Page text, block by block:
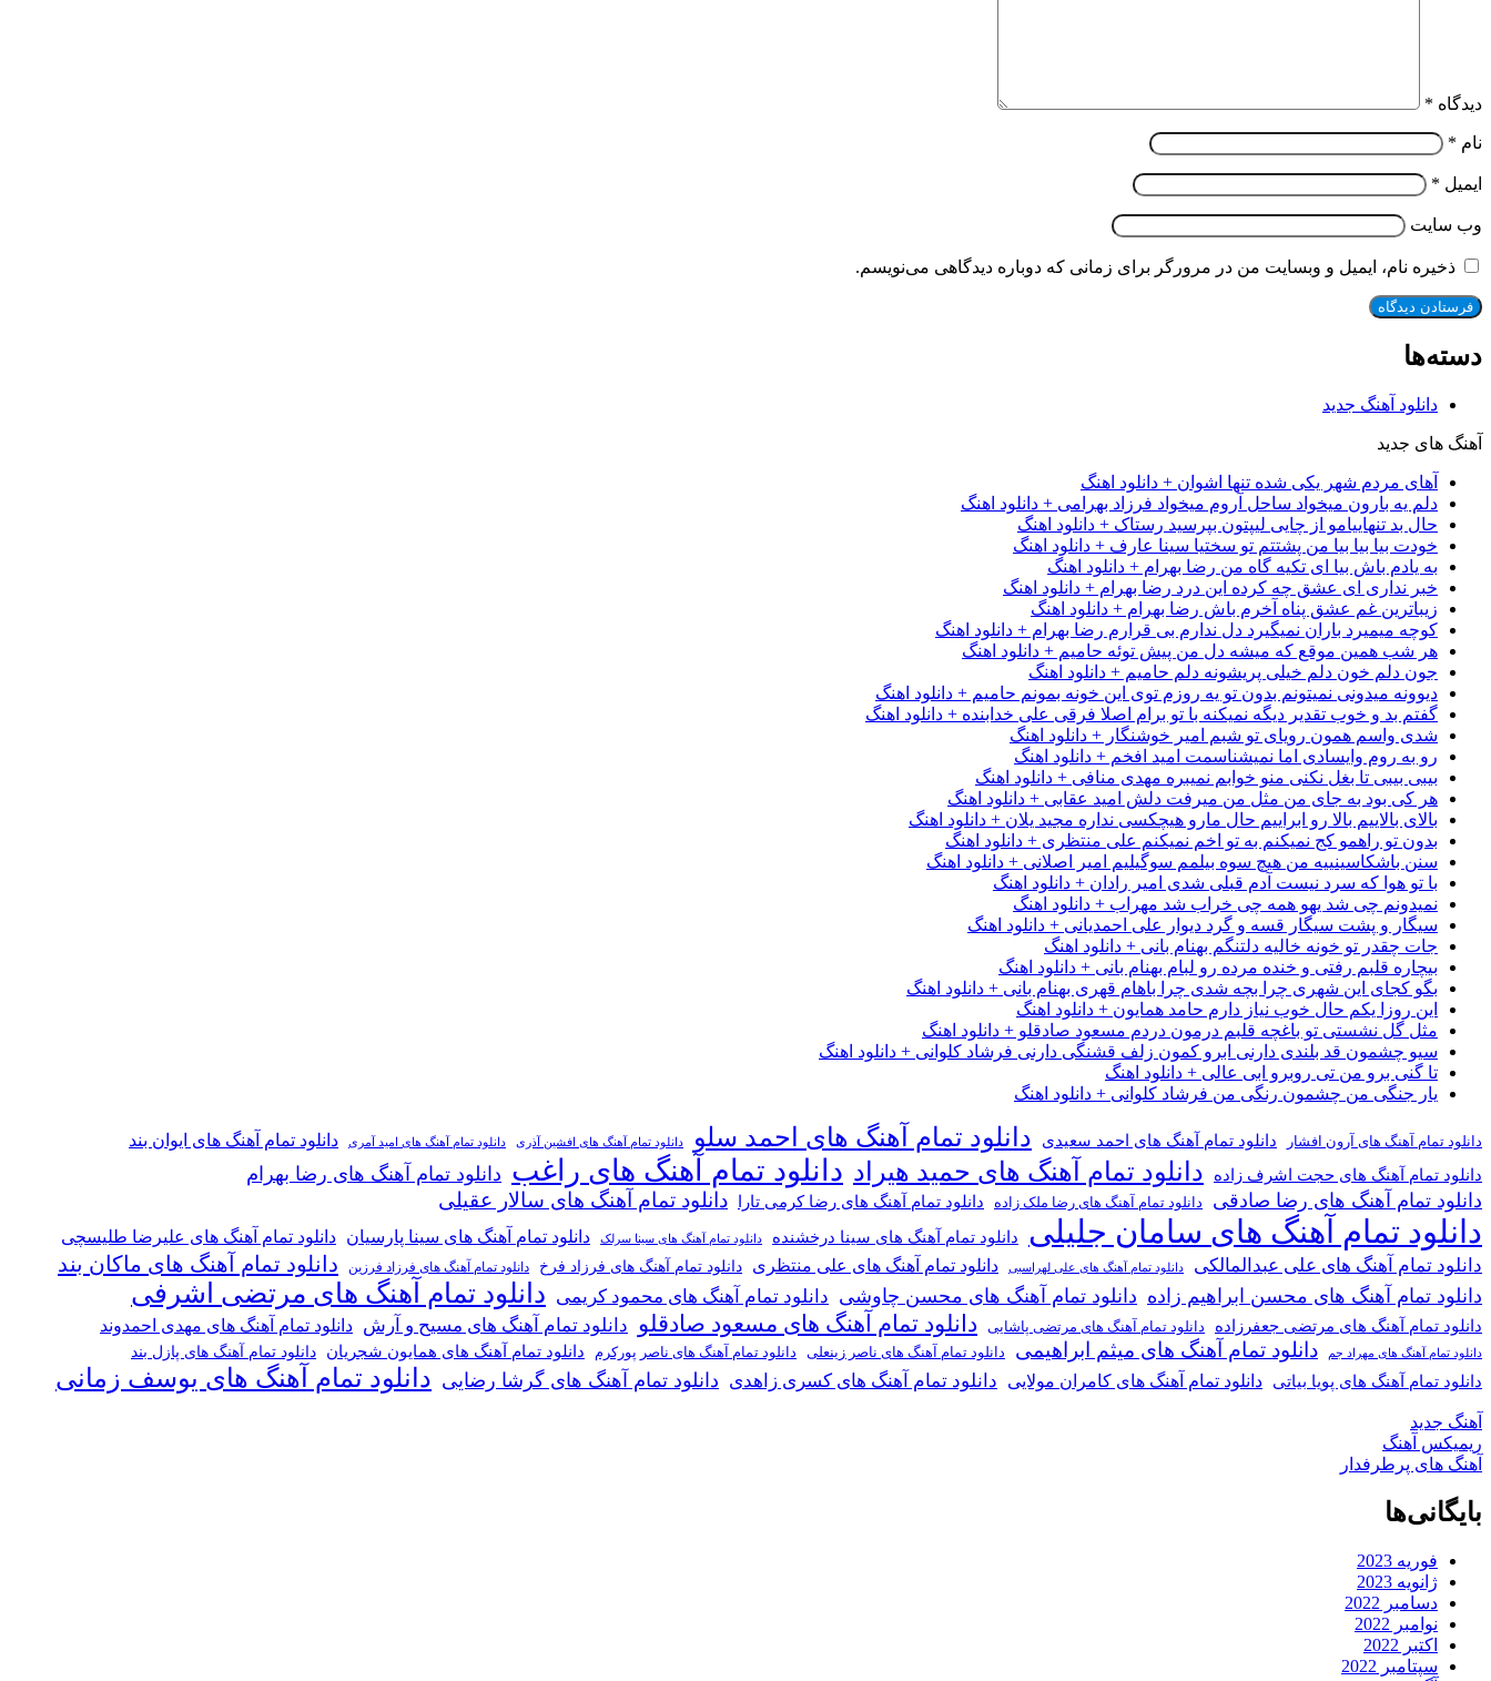
دیدگاه *
نام *
ایمیل *
وب‌ سایت
ذخیره نام، ایمیل و وبسایت من در مرورگر برای زمانی که دوباره دیدگاهی می‌نویسم.
دسته‌ها
دانلود آهنگ جدید
آهنگ های جدید
آهای مردم شهر یکی شده تنها اشوان + دانلود اهنگ
دلم یه بارون میخواد ساحل آروم میخواد فرزاد بهرامی + دانلود اهنگ
حال بد تنهاییامو از چایی لیپتون بپرسید رستاک + دانلود اهنگ
خودت بیا بیا بیا من پشتتم تو سختیا سینا عارف + دانلود اهنگ
به یادم باش بیا ای تکیه گاه من رضا بهرام + دانلود اهنگ
خبر نداری ای عشق چه کرده این درد رضا بهرام + دانلود اهنگ
زیباترین غم عشق پناه آخرم باش رضا بهرام + دانلود اهنگ
کوچه میمیرد باران نمیگیرد دل ندارم بی قرارم رضا بهرام + دانلود اهنگ
هر شب همین موقع که میشه دل من پیش توئه حامیم + دانلود اهنگ
جون دلم خون دلم خیلی پریشونه دلم حامیم + دانلود اهنگ
دیوونه میدونی نمیتونم بدون تو یه روزم توی این خونه بمونم حامیم + دانلود اهنگ
گفتم بد و خوب تقدیر دیگه نمیکنه با تو برام اصلا فرقی علی خدابنده + دانلود اهنگ
شدی واسم همون رویای تو شبم امیر خوشنگار + دانلود اهنگ
رو به روم وایسادی اما نمیشناسمت امید افخم + دانلود اهنگ
بیبی بیبی تا بغل نکنی منو خوابم نمیبره مهدی منافی + دانلود اهنگ
هر کی بود به جای من مثل من میرفت دلش امید عقابی + دانلود اهنگ
بالای بالاییم بالا رو ابراییم حال مارو هیچکسی نداره مجید یلان + دانلود اهنگ
بدون تو راهمو کج نمیکنم به تو اخم نمیکنم علی منتظری + دانلود اهنگ
سنن باشکاسینییه من هیچ سوه بیلمم سوگیلیم امیر اصلانی + دانلود اهنگ
با تو هوا که سرد نیست آدم قبلی شدی امیر رادان + دانلود اهنگ
نمیدونم چی شد یهو همه چی خراب شد مهراب + دانلود اهنگ
سیگار و پشت سیگار قسه و گرد دیوار علی احمدیانی + دانلود اهنگ
جات چقدر تو خونه خالیه دلتنگم بهنام بانی + دانلود اهنگ
بیچاره قلبم رفتی و خنده مرده رو لبام بهنام بانی + دانلود اهنگ
بگو کجای این شهری چرا بچه شدی چرا باهام قهری بهنام بانی + دانلود اهنگ
این روزا یکم حال خوب نیاز دارم حامد همایون + دانلود اهنگ
مثل گل نشستی تو باغچه قلبم درمون دردم مسعود صادقلو + دانلود اهنگ
سیو چشمون قد بلندی دارنی ابرو کمون زلف قشنگی دارنی فرشاد کلوانی + دانلود اهنگ
تا گنی برو من تی روبرو ابی عالی + دانلود اهنگ
یار جنگی من چشمون رنگی من فرشاد کلوانی + دانلود اهنگ
دانلود تمام آهنگ های آرون افشار دانلود تمام آهنگ های احمد سعیدی دانلود تمام آهنگ های احمد سلو دانلود تمام آهنگ های افشین آذری دانلود تمام آهنگ های امید آمری دانلود تمام آهنگ های ایوان بند
دانلود تمام آهنگ های حجت اشرف زاده دانلود تمام آهنگ های حمید هیراد دانلود تمام آهنگ های راغب دانلود تمام آهنگ های رضا بهرام
دانلود تمام آهنگ های رضا صادقی
دانلود تمام آهنگ های رضا ملک زاده دانلود تمام آهنگ های رضا کرمی تارا دانلود تمام آهنگ های سالار عقیلی
دانلود تمام آهنگ های سامان جلیلی دانلود تمام آهنگ های سینا درخشنده دانلود تمام آهنگ های سینا سرلک دانلود تمام آهنگ های سینا پارسیان دانلود تمام آهنگ های علیرضا طلیسچی
دانلود تمام آهنگ های علی عبدالمالکی دانلود تمام آهنگ های علی لهراسبی دانلود تمام آهنگ های علی منتظری دانلود تمام آهنگ های فرزاد فرخ دانلود تمام آهنگ های فرزاد فرزین دانلود تمام آهنگ های ماکان بند
دانلود تمام آهنگ های محسن ابراهیم زاده دانلود تمام آهنگ های محسن چاوشی دانلود تمام آهنگ های محمود کریمی دانلود تمام آهنگ های مرتضی اشرفی
دانلود تمام آهنگ های مرتضی جعفرزاده دانلود تمام آهنگ های مرتضی پاشایی دانلود تمام آهنگ های مسعود صادقلو دانلود تمام آهنگ های مسیح و آرش دانلود تمام آهنگ های مهدی احمدوند
دانلود تمام آهنگ های مهراد جم دانلود تمام آهنگ های میثم ابراهیمی دانلود تمام آهنگ های ناصر زینعلی دانلود تمام آهنگ های ناصر پورکرم دانلود تمام آهنگ های همایون شجریان دانلود تمام آهنگ های پازل بند
دانلود تمام آهنگ های پویا بیاتی دانلود تمام آهنگ های کامران مولایی دانلود تمام آهنگ های کسری زاهدی دانلود تمام آهنگ های گرشا رضایی دانلود تمام آهنگ های یوسف زمانی
آهنگ جدید
ریمیکس آهنگ
آهنگ های پرطرفدار
بایگانی‌ها
فوریه 2023
ژانویه 2023
دسامبر 2022
نوامبر 2022
اکتبر 2022
سپتامبر 2022